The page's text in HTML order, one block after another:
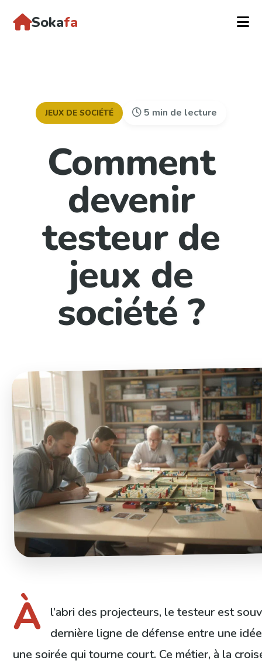
Sokafa
JEUX DE SOCIÉTÉ 5 min de lecture
Comment
devenir
testeur de
jeux de
société ?
À
l’abri des projecteurs, le testeur est
dernière ligne de défense entre une
une soirée qui tourne court. Ce métier, à la